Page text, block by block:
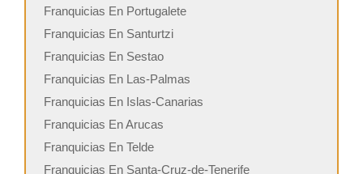
Franquicias En Portugalete
Franquicias En Santurtzi
Franquicias En Sestao
Franquicias En Las-Palmas
Franquicias En Islas-Canarias
Franquicias En Arucas
Franquicias En Telde
Franquicias En Santa-Cruz-de-Tenerife